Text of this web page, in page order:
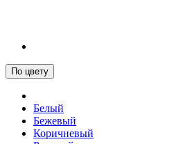
По цвету
Белый
Бежевый
Коричневый